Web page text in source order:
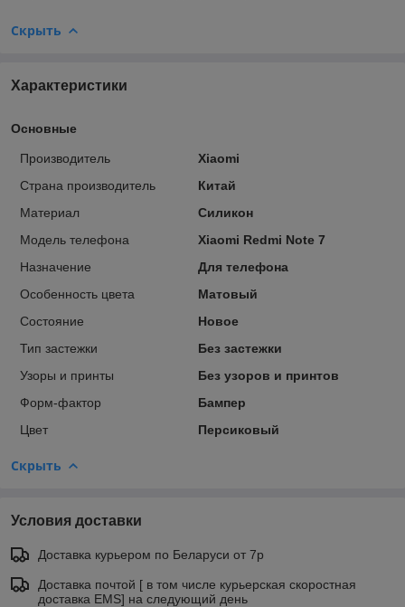
Скрыть
Характеристики
Основные
Производитель
Xiaomi
Страна производитель
Китай
Материал
Силикон
Модель телефона
Xiaomi Redmi Note 7
Назначение
Для телефона
Особенность цвета
Матовый
Состояние
Новое
Тип застежки
Без застежки
Узоры и принты
Без узоров и принтов
Форм-фактор
Бампер
Цвет
Персиковый
Скрыть
Условия доставки
Доставка курьером по Беларуси от 7р
Доставка почтой [ в том числе курьерская скоростная
доставка EMS] на следующий день